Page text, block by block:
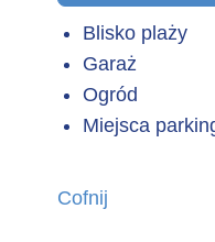
Blisko plaży
Garaż
Ogród
Miejsca
Cofnij